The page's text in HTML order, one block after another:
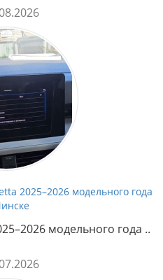
2025–2026 модельного года
модельного года ..